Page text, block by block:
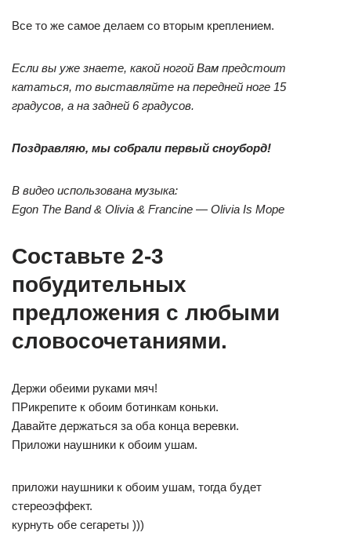
Все то же самое делаем со вторым креплением.
Если вы уже знаете, какой ногой Вам предстоит
кататься, то выставляйте на передней ноге 15
градусов, а на задней 6 градусов.
Поздравляю, мы собрали первый сноуборд!
В видео использована музыка:
Egon The Band & Olivia & Francine — Olivia Is Mope
Составьте 2-3
побудительных
предложения с любыми
словосочетаниями.
Держи обеими руками мяч!
ПРикрепите к обоим ботинкам коньки.
Давайте держаться за оба конца веревки.
Приложи наушники к обоим ушам.
приложи наушники к обоим ушам, тогда будет
стереоэффект.
курнуть обе сегареты )))